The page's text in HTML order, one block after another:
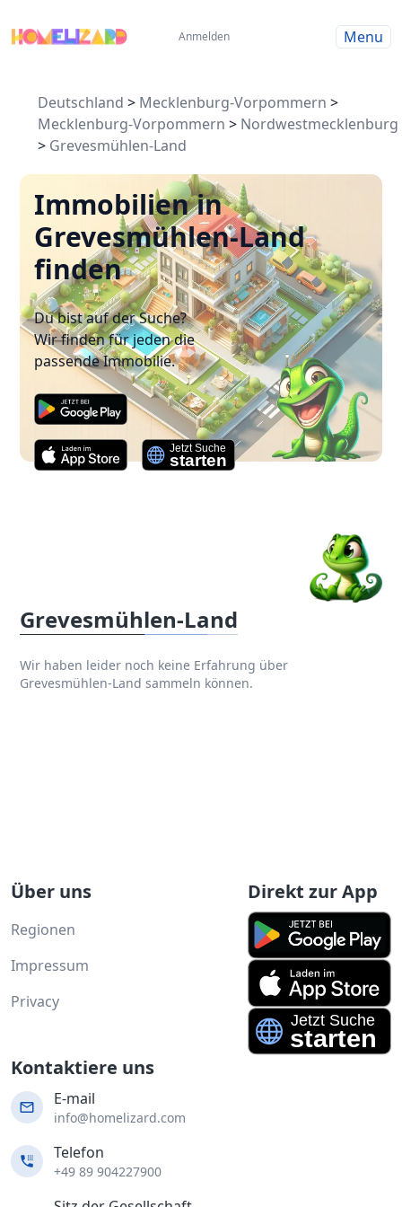
Anmelden Menu
Deutschland > Mecklenburg-Vorpommern >
Mecklenburg-Vorpommern > Nordwestmecklenburg
> Grevesmühlen-Land
Immobilien in
Grevesmühlen-Land
finden
Du bist auf der Suche?
Wir finden für jeden die
passende Immobilie.
Grevesmühlen-Land
Wir haben leider noch keine Erfahrung über
Grevesmühlen-Land sammeln können.
Über uns
Regionen
Impressum
Privacy
Direkt zur App
Kontaktiere uns
E-mail
info@homelizard.com
Telefon
+49 89 904227900